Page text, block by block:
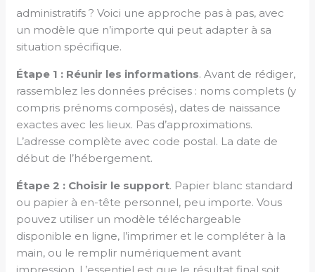
administratifs ? Voici une approche pas à pas, avec
un modèle que n’importe qui peut adapter à sa
situation spécifique.
Étape 1 : Réunir les informations. Avant de rédiger,
rassemblez les données précises : noms complets (y
compris prénoms composés), dates de naissance
exactes avec les lieux. Pas d’approximations.
L’adresse complète avec code postal. La date de
début de l’hébergement.
Étape 2 : Choisir le support. Papier blanc standard
ou papier à en-tête personnel, peu importe. Vous
pouvez utiliser un modèle téléchargeable
disponible en ligne, l’imprimer et le compléter à la
main, ou le remplir numériquement avant